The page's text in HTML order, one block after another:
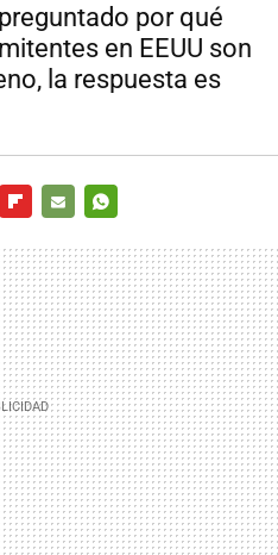
por qué
en EEUU son
la respuesta es
MAIL